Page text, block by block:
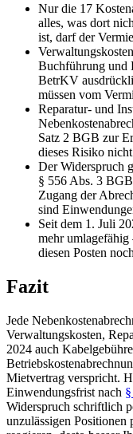
Nur die 17
alles, was dort
ist, darf der
Buchführung und
BetrKV
müssen vom
Reparatur- und
Satz 2 BGB zur
dieses Risiko
Der Widerspruch
§ 556 Abs. 3
Zugang der
sind
Seit dem 1. Juli
mehr
diesen Posten
Fazit
Jede
Verwaltungskosten,
2024 auch
Mietvertrag verspricht.
Einwendungsfrist nach
Widerspruch schriftlich
unzulässigen Positionen